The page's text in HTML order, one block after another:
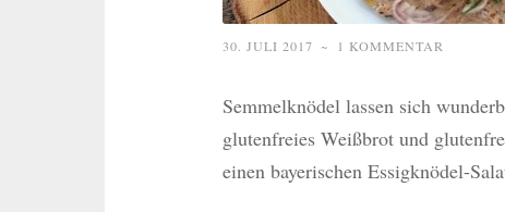
30. JULI 2017 ~ 1 KOMMENTAR
Semmelknödel lassen sich
glutenfreies Weißbrot und
einen bayerischen Essigknödel-